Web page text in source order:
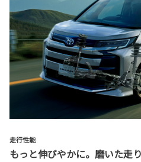
走行性能
もっと伸びやかに。磨いた走